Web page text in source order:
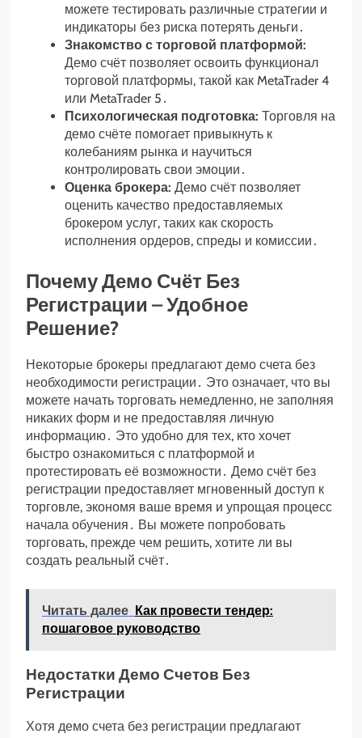
можете тестировать различные стратегии и
индикаторы без риска потерять деньги․
Знакомство с торговой платформой:
Демо счёт позволяет освоить функционал
торговой платформы, такой как MetaTrader 4
или MetaTrader 5․
Психологическая подготовка: Торговля на
демо счёте помогает привыкнуть к
колебаниям рынка и научиться
контролировать свои эмоции․
Оценка брокера: Демо счёт позволяет
оценить качество предоставляемых
брокером услуг, таких как скорость
исполнения ордеров, спреды и комиссии․
Почему Демо Счёт Без
Регистрации – Удобное
Решение?
Некоторые брокеры предлагают демо счета без
необходимости регистрации․ Это означает, что вы
можете начать торговать немедленно, не заполняя
никаких форм и не предоставляя личную
информацию․ Это удобно для тех, кто хочет
быстро ознакомиться с платформой и
протестировать её возможности․ Демо счёт без
регистрации предоставляет мгновенный доступ к
торговле, экономя ваше время и упрощая процесс
начала обучения․ Вы можете попробовать
торговать, прежде чем решить, хотите ли вы
создать реальный счёт․
Читать далее Как провести тендер:
пошаговое руководство
Недостатки Демо Счетов Без
Регистрации
Хотя демо счета без регистрации предлагают